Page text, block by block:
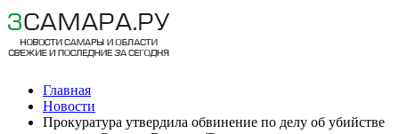
Главная
Новости
Прокуратура утвердила обвинение по делу об убийстве